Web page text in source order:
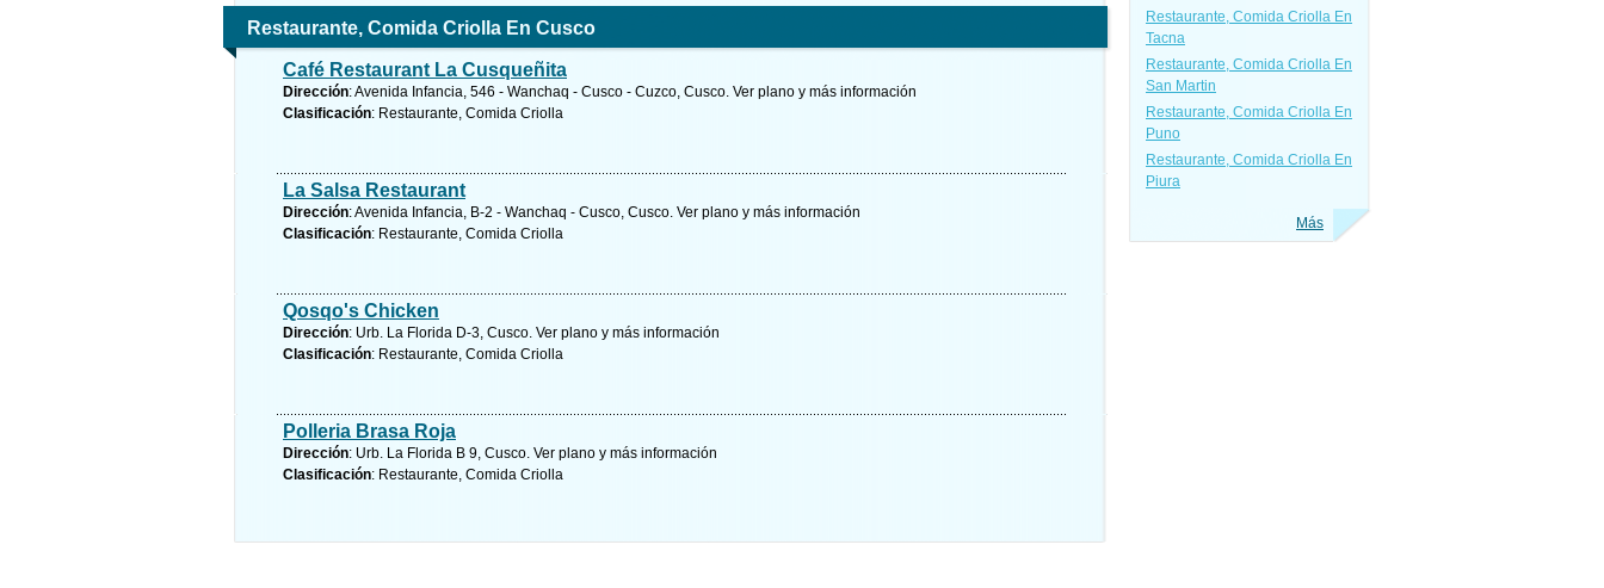
Restaurante, Comida Criolla En Cusco
Café Restaurant La Cusqueñita
Dirección: Avenida Infancia, 546 - Wanchaq - Cusco - Cuzco, Cusco. Ver plano y más información
Clasificación: Restaurante, Comida Criolla
La Salsa Restaurant
Dirección: Avenida Infancia, B-2 - Wanchaq - Cusco, Cusco. Ver plano y más información
Clasificación: Restaurante, Comida Criolla
Qosqo's Chicken
Dirección: Urb. La Florida D-3, Cusco. Ver plano y más información
Clasificación: Restaurante, Comida Criolla
Polleria Brasa Roja
Dirección: Urb. La Florida B 9, Cusco. Ver plano y más información
Clasificación: Restaurante, Comida Criolla
Restaurante, Comida Criolla En
Tacna
Restaurante, Comida Criolla En
San Martin
Restaurante, Comida Criolla En
Puno
Restaurante, Comida Criolla En
Piura
Más